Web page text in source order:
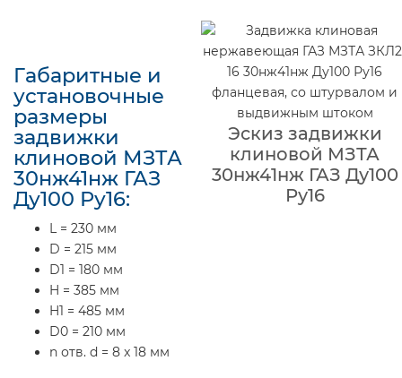
Габаритные и
установочные
размеры
задвижки
клиновой МЗТА
30нж41нж ГАЗ
Ду100 Ру16:
L = 230 мм
D = 215 мм
D1 = 180 мм
H = 385 мм
H1 = 485 мм
D0 = 210 мм
n отв. d = 8 x 18 мм
Эскиз задвижки
клиновой МЗТА
30нж41нж ГАЗ Ду100
Ру16